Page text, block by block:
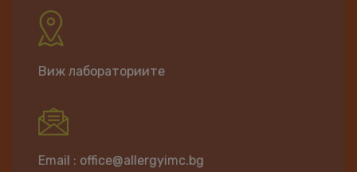
Виж лабораториите
Email : office@allergyimc.bg